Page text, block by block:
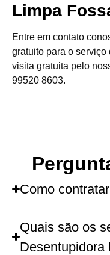
Limpa
Entre em contato
gratuito para o serviço
visita gratuita pelo
99520 8603.
Como
Quais são os
Desentupidora